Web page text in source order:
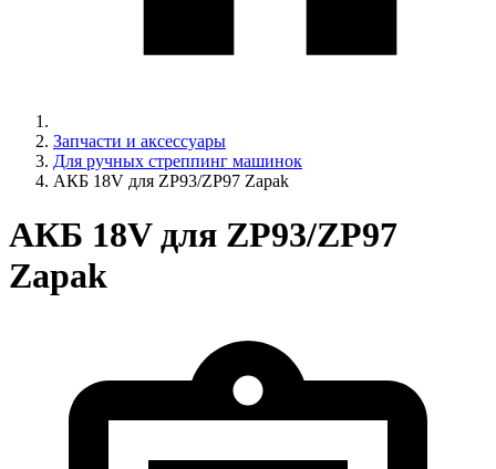
Запчасти и аксессуары
Для ручных стреппинг машинок
АКБ 18V для ZP93/ZP97 Zapak
АКБ 18V для ZP93/ZP97
Zapak